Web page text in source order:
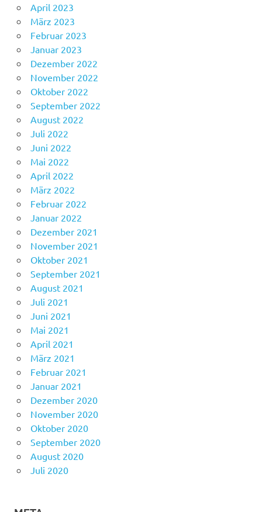
April 2023
März 2023
Februar 2023
Januar 2023
Dezember 2022
November 2022
Oktober 2022
September 2022
August 2022
Juli 2022
Juni 2022
Mai 2022
April 2022
März 2022
Februar 2022
Januar 2022
Dezember 2021
November 2021
Oktober 2021
September 2021
August 2021
Juli 2021
Juni 2021
Mai 2021
April 2021
März 2021
Februar 2021
Januar 2021
Dezember 2020
November 2020
Oktober 2020
September 2020
August 2020
Juli 2020